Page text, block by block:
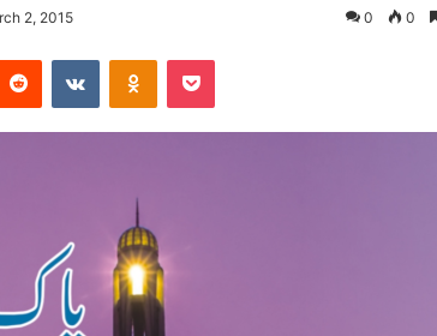
2, 2015 0 0
Reddit VKontakteOdnoklassniki
Pocket